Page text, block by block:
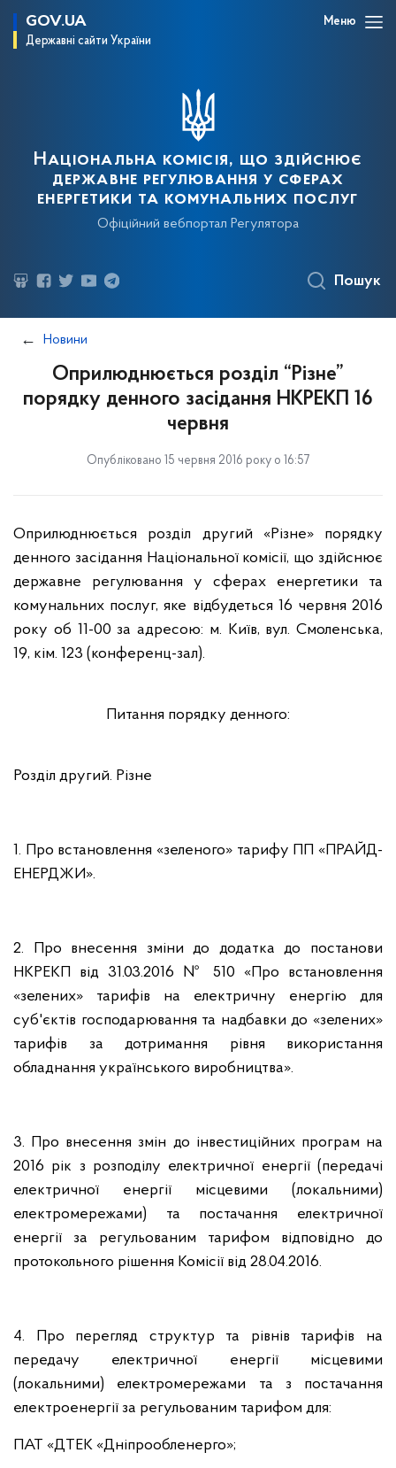
GOV.UA
Державні сайти України
Меню
Національна комісія, що здійснює
державне регулювання у сферах
енергетики та комунальних послуг
Офіційний вебпортал Регулятора
Пошук
Новини
Оприлюднюється розділ “Різне”
порядку денного засідання НКРЕКП 16
червня
Опубліковано 15 червня 2016 року о 16:57
Оприлюднюється розділ другий «Різне» порядку
денного засідання Національної комісії, що здійснює
державне регулювання у сферах енергетики та
комунальних послуг, яке відбудеться 16 червня2016
року об 11-00 за адресою: м. Київ, вул. Смоленська,
19, кім. 123 (конференц-зал).
Питання порядку денного:
Розділ другий. Різне
1. Про встановлення «зеленого» тарифу ПП «ПРАЙД-
ЕНЕРДЖИ».
2. Про внесення зміни до додатка до постанови
НКРЕКП від 31.03.2016 № 510 «Про встановлення
«зелених» тарифів на електричну енергію для
суб'єктів господарювання та надбавки до «зелених»
тарифів за дотримання рівня використання
обладнання українського виробництва».
3. Про внесення змін до інвестиційних програм на
2016 рік з розподілу електричної енергії (передачі
електричної енергії місцевими (локальними)
електромережами) та постачання електричної
енергії за регульованим тарифом відповідно до
протокольного рішення Комісії від 28.04.2016.
4. Про перегляд структур та рівнів тарифів на
передачу електричної енергії місцевими
(локальними) електромережами та з постачання
електроенергії за регульованим тарифом для:
ПАТ «ДТЕК «Дніпрообленерго»;